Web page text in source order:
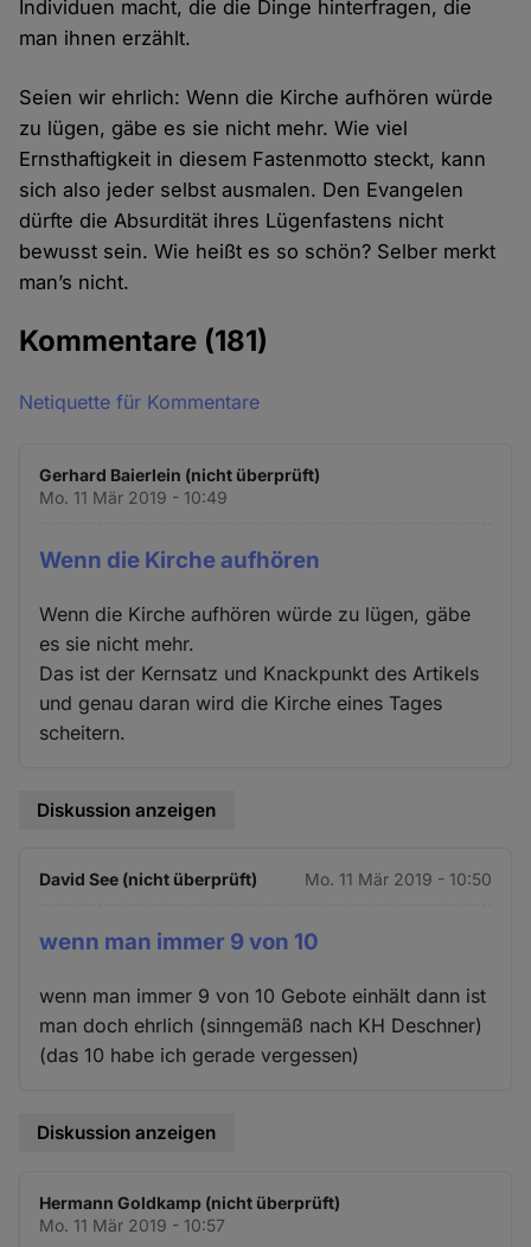
Individuen macht, die die Dinge hinterfragen, die
man ihnen erzählt.
Seien wir ehrlich: Wenn die Kirche aufhören würde
zu lügen, gäbe es sie nicht mehr. Wie viel
Ernsthaftigkeit in diesem Fastenmotto steckt, kann
sich also jeder selbst ausmalen. Den Evangelen
dürfte die Absurdität ihres Lügenfastens nicht
bewusst sein. Wie heißt es so schön? Selber merkt
man’s nicht.
Kommentare (181)
Netiquette für Kommentare
Gerhard Baierlein (nicht überprüft)
Mo. 11 Mär 2019 - 10:49
Wenn die Kirche aufhören
Wenn die Kirche aufhören würde zu lügen, gäbe
es sie nicht mehr.
Das ist der Kernsatz und Knackpunkt des Artikels
und genau daran wird die Kirche eines Tages
scheitern.
Diskussion anzeigen
David See (nicht überprüft) Mo. 11 Mär 2019 - 10:50
wenn man immer 9 von 10
wenn man immer 9 von 10 Gebote einhält dann ist
man doch ehrlich (sinngemäß nach KH Deschner)
(das 10 habe ich gerade vergessen)
Diskussion anzeigen
Hermann Goldkamp (nicht überprüft)
Mo. 11 Mär 2019 - 10:57